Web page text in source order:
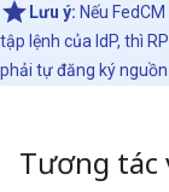
Lưu ý: Nếu
tập lệnh của IdP, thì RP
phải tự đăng ký
Tương tác